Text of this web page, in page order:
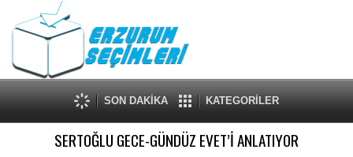
SON DAKİKA KATEGORİLER
SERTOĞLU GECE-GÜNDÜZ EVET’İ ANLATIYOR